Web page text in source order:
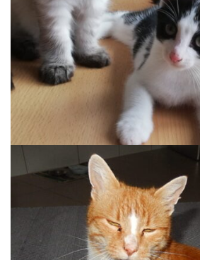
MILO, MONTY, JOSHI
Auslauf,